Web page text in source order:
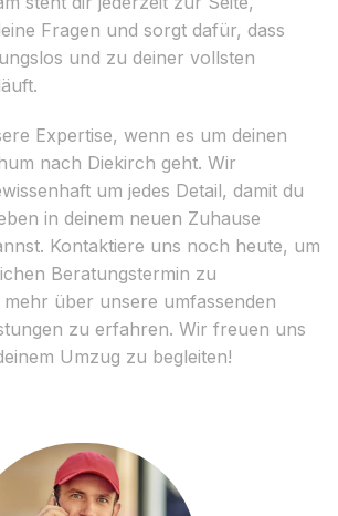
Fragen und sorgt dafür, dass
und zu deiner vollsten
Expertise, wenn es um deinen
nach Diekirch geht. Wir
um jedes Detail, damit du
in deinem neuen Zuhause
Kontaktiere uns noch heute, um
Beratungstermin zu
über unsere umfassenden
zu erfahren. Wir freuen uns
Umzug zu begleiten!